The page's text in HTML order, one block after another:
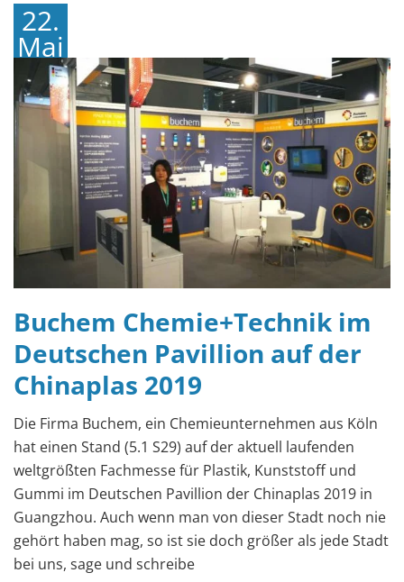
22.
Mai
2019
Buchem Chemie+Technik im
Deutschen Pavillion auf der
Chinaplas 2019
Die Firma Buchem, ein Chemieunternehmen aus Köln
hat einen Stand (5.1 S29) auf der aktuell laufenden
weltgrößten Fachmesse für Plastik, Kunststoff und
Gummi im Deutschen Pavillion der Chinaplas 2019 in
Guangzhou. Auch wenn man von dieser Stadt noch nie
gehört haben mag, so ist sie doch größer als jede Stadt
bei uns, sage und schreibe